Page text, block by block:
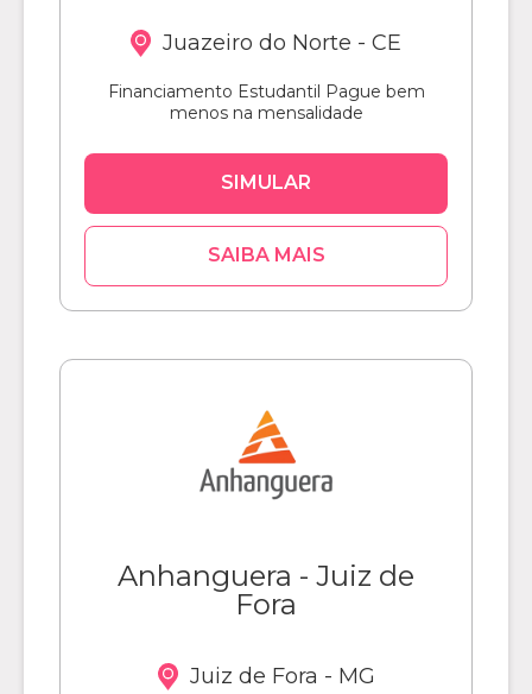
Juazeiro do Norte - CE
Financiamento Estudantil Pague bem
menos na mensalidade
SIMULAR
SAIBA MAIS
Anhanguera - Juiz de
Fora
Juiz de Fora - MG